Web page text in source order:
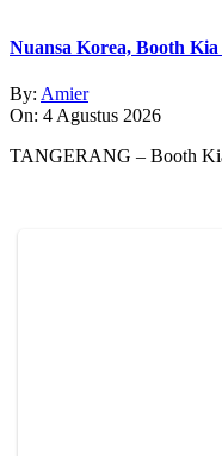
Nuansa Korea, Booth
By: Amier
On: 4 Agustus 2026
TANGERANG – Booth